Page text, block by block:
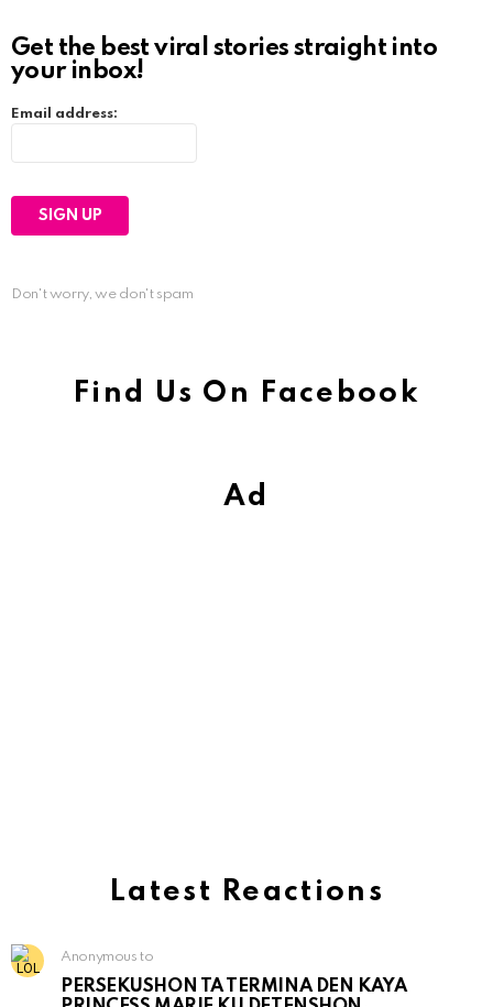
Get the best viral stories straight into
your inbox!
Email address:
Don't worry, we don't spam
Find Us On Facebook
Ad
Latest Reactions
Anonymous to
PERSEKUSHON TA TERMINA DEN KAYA